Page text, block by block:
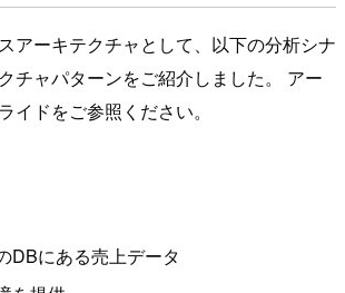
アーキテクチャとして、以下の分析シナ
チャパターンをご紹介しました。 アー
イドをご参照ください。
DBにある売上データ